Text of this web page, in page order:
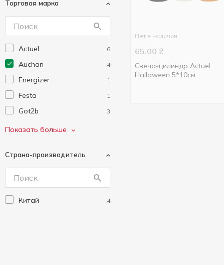
Торговая марка
Actuel 6
Auchan 4
Energizer 1
Festa 1
Got2b 3
Ledvance
One Two Fun 3
Taft
Без тм 3
Веселая затея 2
Показать больше
Страна-производитель
Китай 4
Нет в наличии
65.00 ₴
Свеча-цилиндр Actuel
Halloween 5*10см